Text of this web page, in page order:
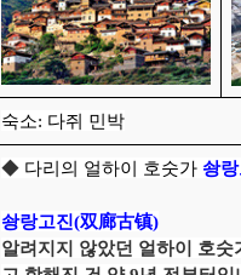
숙소: 다쥐 민박
◆ 다리의 얼하이 호숫가 솽
솽랑고진(双廊古镇)
알려지지 않았던 얼하이 호